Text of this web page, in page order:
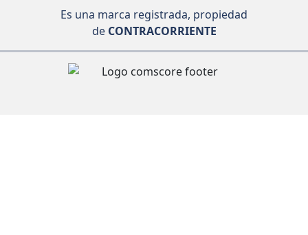
Es una marca registrada, propiedad
deCONTRACORRIENTE